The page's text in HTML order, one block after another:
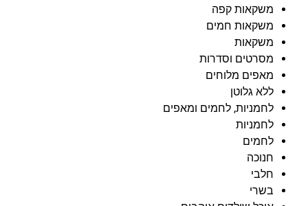
משקאות קפה
משקאות חמים
משקאות
מסרטים וסדרות
מאפים מלוחים
ללא גלוטן
לחמניות, לחמים ומאפים
לחמניות
לחמים
חנוכה
חלבי
בשרי